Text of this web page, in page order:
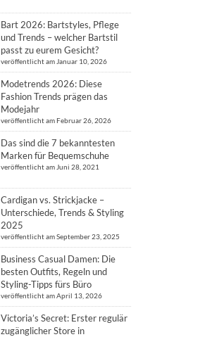
Bart 2026: Bartstyles, Pflege
und Trends – welcher Bartstil
passt zu eurem Gesicht?
veröffentlicht am Januar 10, 2026
Modetrends 2026: Diese
Fashion Trends prägen das
Modejahr
veröffentlicht am Februar 26, 2026
Das sind die 7 bekanntesten
Marken für Bequemschuhe
veröffentlicht am Juni 28, 2021
Cardigan vs. Strickjacke –
Unterschiede, Trends & Styling
2025
veröffentlicht am September 23, 2025
Business Casual Damen: Die
besten Outfits, Regeln und
Styling-Tipps fürs Büro
veröffentlicht am April 13, 2026
Victoria’s Secret: Erster regulär
zugänglicher Store in